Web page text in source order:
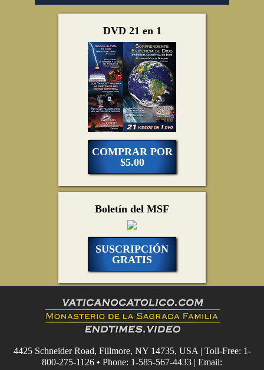
DVD 21 en 1
COMPRAR POR
$5.00
Boletín del MSF
SUSCRIPCIÓN
GRATIS
4425 Schneider Road, Fillmore, NY 14735, USA | Toll-Free: 1-
800-275-1126 • Phone: 1-585-567-4433 | Email: